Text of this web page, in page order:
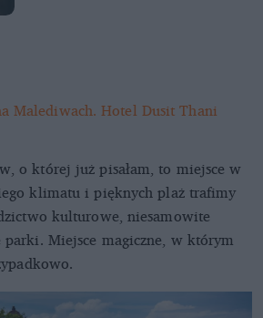
Malediwach. Hotel Dusit Thani
o której już pisałam, to miejsce w
klimatu i pięknych plaż trafimy
kulturowe, niesamowite
Miejsce magiczne, w którym